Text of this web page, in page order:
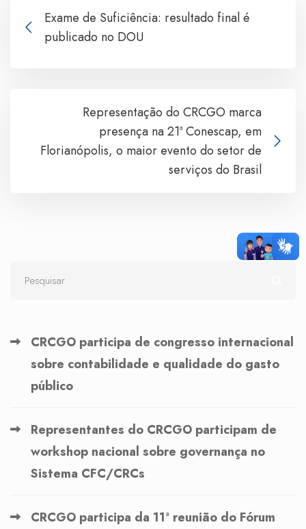
Exame de Suficiência: resultado final é
publicado no DOU
Representação do CRCGO marca
presença na 21ª Conescap, em
Florianópolis, o maior evento do setor de
serviços do Brasil
CRCGO participa de congresso internacional
sobre contabilidade e qualidade do gasto
público
Representantes do CRCGO participam de
workshop nacional sobre governança no
Sistema CFC/CRCs
CRCGO participa da 11ª reunião do Fórum